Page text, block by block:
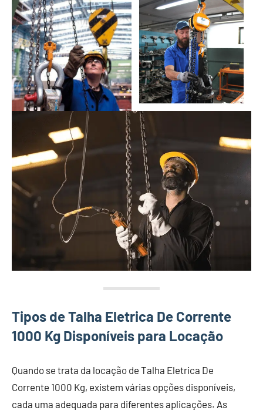
Tipos de Talha Eletrica De Corrente
1000 Kg Disponíveis para Locação
Quando se trata da locação de Talha Eletrica De
Corrente 1000 Kg, existem várias opções disponíveis,
cada uma adequada para diferentes aplicações. As